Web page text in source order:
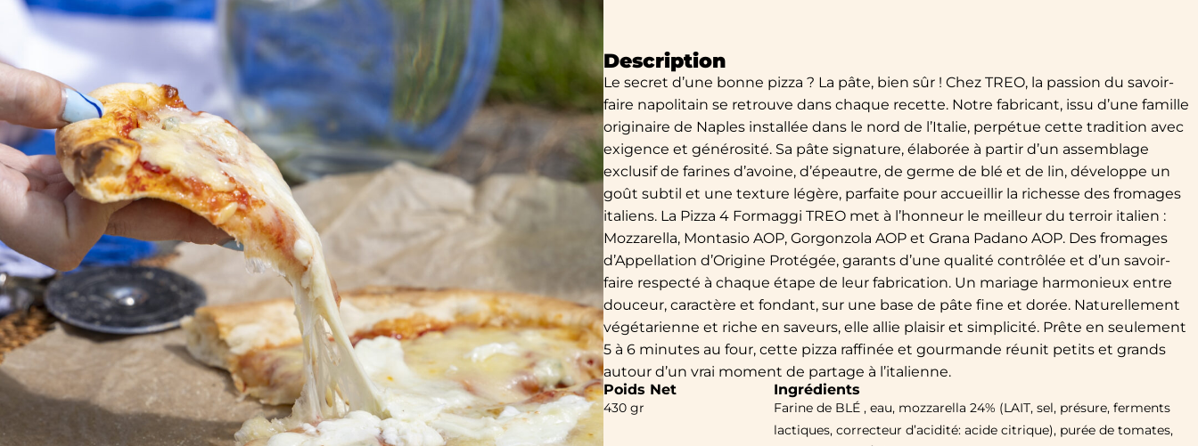
Description
Le secret d’une bonne pizza ? La pâte, bien sûr ! Chez TREO, la passion du savoir-
faire napolitain se retrouve dans chaque recette. Notre fabricant, issu d’une famille
originaire de Naples installée dans le nord de l’Italie, perpétue cette tradition avec
exigence et générosité. Sa pâte signature, élaborée à partir d’un assemblage
exclusif de farines d’avoine, d’épeautre, de germe de blé et de lin, développe un
goût subtil et une texture légère, parfaite pour accueillir la richesse des fromages
italiens. La Pizza 4 Formaggi TREO met à l’honneur le meilleur du terroir italien :
Mozzarella, Montasio AOP, Gorgonzola AOP et Grana Padano AOP. Des fromages
d’Appellation d’Origine Protégée, garants d’une qualité contrôlée et d’un savoir-
faire respecté à chaque étape de leur fabrication. Un mariage harmonieux entre
douceur, caractère et fondant, sur une base de pâte fine et dorée. Naturellement
végétarienne et riche en saveurs, elle allie plaisir et simplicité. Prête en seulement
5 à 6 minutes au four, cette pizza raffinée et gourmande réunit petits et grands
autour d’un vrai moment de partage à l’italienne.
Poids Net
430 gr
Ingrédients
Farine de BLÉ , eau, mozzarella 24% (LAIT, sel, présure, ferments
lactiques, correcteur d’acidité: acide citrique), purée de tomates,